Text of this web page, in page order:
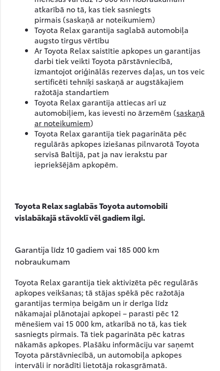
atkarībā no tā, kas tiek sasniegts
pirmais (saskaņā ar noteikumiem)
Toyota Relax garantija saglabā automobiļa
augsto tirgus vērtību
Ar Toyota Relax saistītie apkopes un garantijas
darbi tiek veikti Toyota pārstāvniecībā,
izmantojot oriģinālās rezerves daļas, un tos veic
sertificēti tehniķi saskaņā ar augstākajiem
ražotāja standartiem
Toyota Relax garantija attiecas arī uz
automobiļiem, kas ievesti no ārzemēm (saskaņā
ar noteikumiem)
Toyota Relax garantija tiek pagarināta pēc
regulārās apkopes iziešanas pilnvarotā Toyota
servisā Baltijā, pat ja nav ierakstu par
iepriekšējām apkopēm.
Toyota Relax saglabās Toyota automobili
vislabākajā stāvoklī vēl gadiem ilgi.
Garantija līdz 10 gadiem vai 185 000 km
nobraukumam
Toyota Relax garantija tiek aktivizēta pēc regulārās
apkopes veikšanas; tā stājas spēkā pēc ražotāja
garantijas termiņa beigām un ir derīga līdz
nākamajai plānotajai apkopei – parasti pēc 12
mēnešiem vai 15 000 km, atkarībā no tā, kas tiek
sasniegts pirmais. Tā tiek pagarināta pēc katras
nākamās apkopes. Plašāku informāciju var saņemt
Toyota pārstāvniecībā, un automobiļa apkopes
intervāli ir norādīti lietotāja rokasgrāmatā.